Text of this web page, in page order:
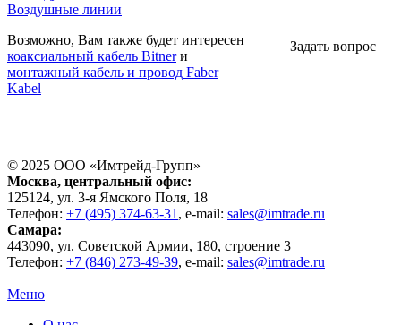
Воздушные линии
Задать вопрос
Возможно, Вам также будет интересен
коаксиальный кабель Bitnerи
монтажный кабель и провод Faber
Kabel
© 2025 ООО «Имтрейд-Групп»
Москва, центральный офис:
125124, ул. 3-я Ямского Поля, 18
Телефон: +7 (495) 374-63-31 , e-mail: sales@imtrade.ru
Самара:
443090, ул. Советской Армии, 180, строение 3
Телефон: +7 (846) 273-49-39, e-mail: sales@imtrade.ru
Меню